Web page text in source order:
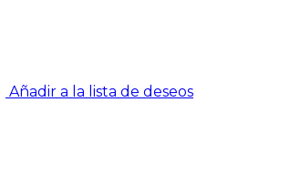
Añadir a la lista de deseos